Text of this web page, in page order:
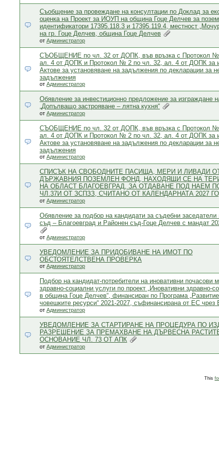
Съобщение за провеждане на консултации по Доклад за
оценка на Проект за ИОУП на община Гоце Делчев за
идентификатори 17395.118.3 и 17395.119.4, местност
на гр. Гоце Делчев, община Гоце Делчев
от Администратор
СЪОБЩЕНИЕ по чл. 32 от ДОПК, във връзка с Протокол №
ал. 4 от ДОПК и Протокол № 2 по чл. 32, ал. 4 от ДОПК за
Актове за установяване на задължения по декларации за
задължения
от Администратор
Обявление за инвестиционно предложение за изграждане
„Допълващо застрояване – лятна кухня“
от Администратор
СЪОБЩЕНИЕ по чл. 32 от ДОПК, във връзка с Протокол №
ал. 4 от ДОПК и Протокол № 2 по чл. 32, ал. 4 от ДОПК за
Актове за установяване на задължения по декларации за
задължения
от Администратор
СПИСЪК НА СВОБОДНИТЕ ПАСИЩА, МЕРИ И ЛИВАДИ
ДЪРЖАВНИЯ ПОЗЕМЛЕН ФОНД, НАХОДЯЩИ СЕ НА
НА ОБЛАСТ БЛАГОЕВГРАД, ЗА ОТДАВАНЕ ПОД НАЕМ
ЧЛ.37И ОТ ЗСПЗЗ, СЧИТАНО ОТ КАЛЕНДАРНАТА 2027
от Администратор
Обявление за подбор на кандидати за съдебни
съд – Благоевград и Районен съд-Гоце Делчев с мандат
от Администратор
УВЕДОМЛЕНИЕ ЗА ПРИДОБИВАНЕ НА ИМОТ ПО
ОБСТОЯТЕЛСТВЕНА ПРОВЕРКА
от Администратор
Подбор на кандидат-потребители на иновативни почасови
здравно-социални услуги по проект „Иновативни здравно-
в община Гоце Делчев“, финансиран по Програма
човешките ресурси“ 2021-2027, съфинансирана от ЕС
от Администратор
УВЕДОМЛЕНИЕ ЗА СТАРТИРАНЕ НА ПРОЦЕДУРА ПО
РАЗРЕШЕНИЕ ЗА ПРЕМАХВАНЕ НА ДЪРВЕСНА
ОСНОВАНИЕ ЧЛ. 73 ОТ АПК
от Администратор
This